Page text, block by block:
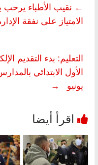
← نقيب الأطباء يرحب
الامتياز على نفقة
التعليم: بدء التقديم
الأول الابتدائي
يونيو
→